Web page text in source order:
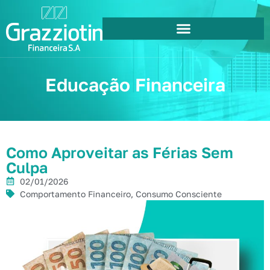
Educação Financeira
Como Aproveitar as Férias Sem
Culpa
02/01/2026
Comportamento Financeiro, Consumo Consciente